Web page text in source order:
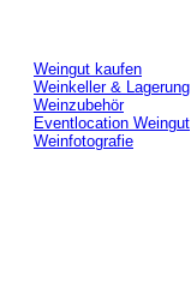
Weingut kaufen
Weinkeller & Lagerung
Weinzubehör
Eventlocation Weingut
Weinfotografie